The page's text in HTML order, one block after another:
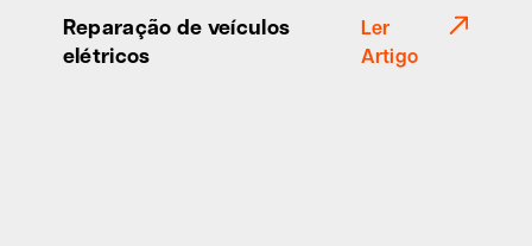
Reparação de veículos
elétricos
Ler
Artigo